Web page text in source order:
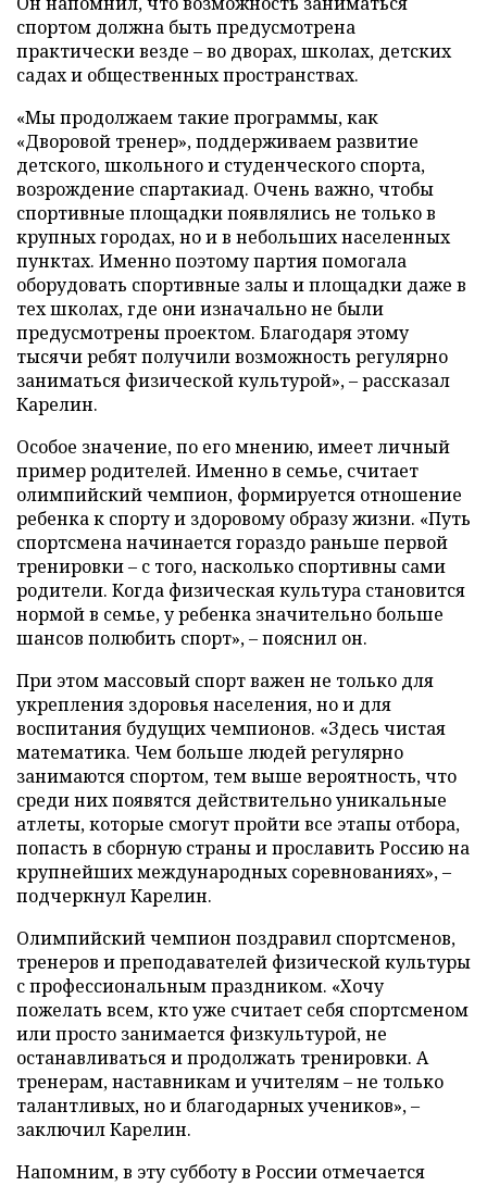
спортом должна быть предусмотрена
практически везде – во дворах, школах, детских
садах и общественных пространствах.
«Мы продолжаем такие программы, как
«Дворовой тренер», поддерживаем развитие
детского, школьного и студенческого спорта,
возрождение спартакиад. Очень важно, чтобы
спортивные площадки появлялись не только в
крупных городах, но и в небольших населенных
пунктах. Именно поэтому партия помогала
оборудовать спортивные залы и площадки даже в
тех школах, где они изначально не были
предусмотрены проектом. Благодаря этому
тысячи ребят получили возможность регулярно
заниматься физической культурой», – рассказал
Карелин.
Особое значение, по его мнению, имеет личный
пример родителей. Именно в семье, считает
олимпийский чемпион, формируется отношение
ребенка к спорту и здоровому образу жизни. «Путь
спортсмена начинается гораздо раньше первой
тренировки – с того, насколько спортивны сами
родители. Когда физическая культура становится
нормой в семье, у ребенка значительно больше
шансов полюбить спорт», – пояснил он.
При этом массовый спорт важен не только для
укрепления здоровья населения, но и для
воспитания будущих чемпионов. «Здесь чистая
математика. Чем больше людей регулярно
занимаются спортом, тем выше вероятность, что
среди них появятся действительно уникальные
атлеты, которые смогут пройти все этапы отбора,
попасть в сборную страны и прославить Россию на
крупнейших международных соревнованиях», –
подчеркнул Карелин.
Олимпийский чемпион поздравил спортсменов,
тренеров и преподавателей физической культуры
с профессиональным праздником. «Хочу
пожелать всем, кто уже считает себя спортсменом
или просто занимается физкультурой, не
останавливаться и продолжать тренировки. А
тренерам, наставникам и учителям – не только
талантливых, но и благодарных учеников», –
заключил Карелин.
Напомним, в эту субботу в России отмечается